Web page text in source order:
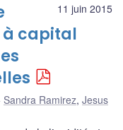
11 juin 2015
capital
Sandra Ramirez, Jesus